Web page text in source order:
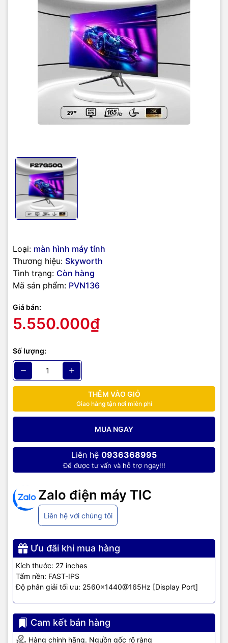
Loại: màn hình máy tính
Thương hiệu: Skyworth
Tình trạng: Còn hàng
Mã sản phẩm: PVN136
Giá bán:
5.550.000₫
Số lượng:
THÊM VÀO GIỎ
Giao hàng tận nơi miễn phí
MUA NGAY
Liên hệ 0936368995
Để được tư vấn và hỗ trợ ngay!!!
Zalo điện máy TIC
Liên hệ với chúng tôi
Ưu đãi khi mua hàng
Kích thước: 27 inches
Tấm nền: FAST-IPS
Độ phân giải tối ưu: 2560×1440@165Hz [Display Port]
Cam kết bán hàng
Hàng chính hãng. Nguồn gốc rõ ràng
TIC.VN– Nhà phân phối và cung cấp giải pháp công nghệ uy tín
tại Việt Nam. Chúng tôi chuyên cung cấp đa dạng sản phẩm:
,Máy tính PC
giám sát,Tổng đài,Màn hình tương tác
như tivi, tủ lạnh, máy giặt, máy hút ẩm... cùng nhiều thiết bị
công nghệ khác.TIC.VN